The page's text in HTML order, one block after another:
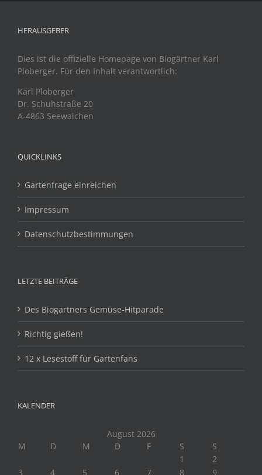
HERAUSGEBER
Dies ist die offizielle Homepage von Biogärtner Karl
Ploberger. Für den Inhalt verantwortlich:
Karl Ploberger
Dr. Schuhstraße 20
A-4863 Seewalchen
QUICKLINKS
Gartenfrage einreichen
Impressum
Datenschutzbestimmungen
LETZTE BEITRÄGE
Des Biogärtners Gemüse-Hitparade
Richtig gießen!
12 x Lesestoff für Gartenfans
KALENDER
August 2026
M
D M D F S
S
1
2
3
4 5 6 7 8 9